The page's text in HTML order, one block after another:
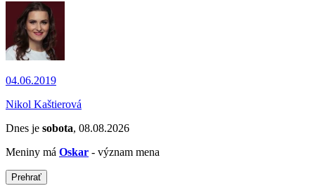
04.06.2019
Nikol Kaštierová
Dnes je sobota, 08.08.2026
Meniny má Oskar - význam mena
Prehrať